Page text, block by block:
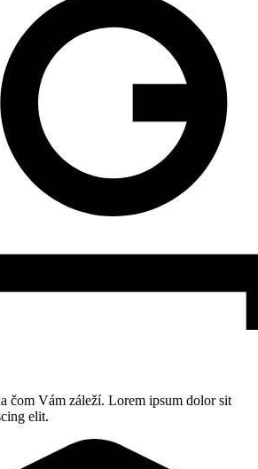
čom Vám záleží. Lorem ipsum dolor sit
elit.